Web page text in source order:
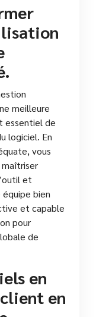
meilleure
essentiel de
logiciel. En
vous
et
bien
et capable
pour
de
en
en